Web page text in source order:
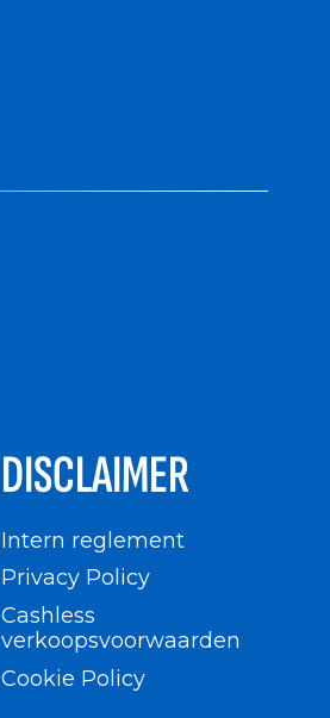
DISCLAIMER
Intern reglement
Privacy Policy
Cashless
verkoopsvoorwaarden
Cookie Policy